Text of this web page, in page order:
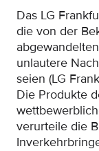
Das LG
die von der
unlautere
seien (LG
Die Produkte
verurteile die